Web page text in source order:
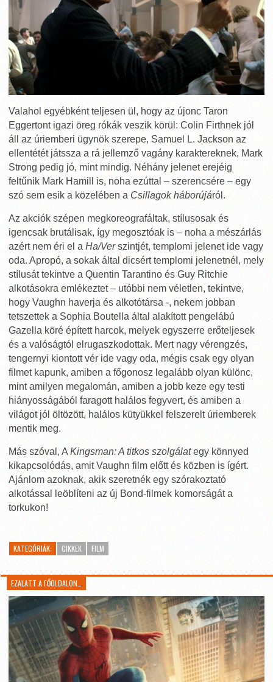
Valahol egyébként teljesen ül, hogy az újonc Taron
Eggertont igazi öreg rókák veszik körül: Colin Firthnek jól
áll az úriemberi ügynök szerepe, Samuel L. Jackson az
ellentétét játssza a rá jellemző vagány karaktereknek, Mark
Strong pedig jó, mint mindig. Néhány jelenet erejéig
feltűnik Mark Hamill is, noha ezúttal – szerencsére – egy
szó sem esik a közelében a Csillagok háborújáról.
Az akciók szépen megkoreografáltak, stílusosak és
igencsak brutálisak, így megosztóak is – noha a mészárlás
azért nem éri el a Ha/Verszintjét, templomi jelenet ide vagy
oda. Apropó, a sokak által dicsért templomi jelenetnél, mely
stílusát tekintve a Quentin Tarantino és Guy Ritchie
alkotásokra emlékeztet – utóbbi nem véletlen, tekintve,
hogy Vaughn haverja és alkotótársa -, nekem jobban
tetszettek a Sophia Boutella által alakított pengelábú
Gazella köré épített harcok, melyek egyszerre erőteljesek
és a valóságtól elrugaszkodottak. Mert nagy vérengzés,
tengernyi kiontott vér ide vagy oda, mégis csak egy olyan
filmet kapunk, amiben a főgonosz legalább olyan különc,
mint amilyen megalomán, amiben a jobb keze egy testi
hiányosságából faragott halálos fegyvert, és amiben a
világot jól öltözött, halálos kütyükkel felszerelt úriemberek
mentik meg.
Más szóval, AKingsman: A titkos szolgálategy könnyed
kikapcsolódás, amit Vaughn film előtt és közben is ígért.
Ajánlom azoknak, akik szeretnék egy szórakoztató
alkotással leöblíteni az új Bond-filmek komorságát a
torkukon!
KATEGÓRIÁK: CIKKEK FILM
EZALATT A FŐOLDALON…